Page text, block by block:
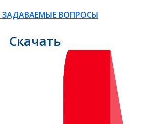
ЗАДАВАЕМЫЕ ВОПРОСЫ
Скачать